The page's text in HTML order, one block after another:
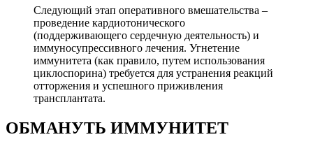
Следующий этап оперативного вмешательства –
проведение кардиотонического
(поддерживающего сердечную деятельность) и
иммуносупрессивного лечения. Угнетение
иммунитета (как правило, путем использования
циклоспорина) требуется для устранения реакций
отторжения и успешного приживления
трансплантата.
ОБМАНУТЬ ИММУНИТЕТ